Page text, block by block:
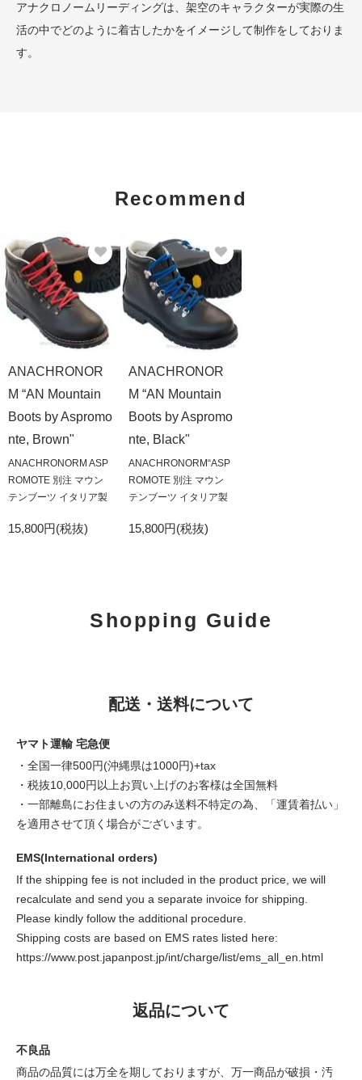
アナクロノームリーディングは、架空のキャラクターが実際の生
活の中でどのように着古したかをイメージして制作をしておりま
す。
Recommend
ANACHRONOR
M “AN Mountain
Boots by Aspromo
nte, Brown"
ANACHRONORM ASP
ROMOTE 別注 マウン
テンブーツ イタリア製
15,800円(税抜)
ANACHRONOR
M “AN Mountain
Boots by Aspromo
nte, Black"
ANACHRONORM“ASP
ROMOTE 別注 マウン
テンブーツ イタリア製
15,800円(税抜)
Shopping Guide
配送・送料について
ヤマト運輸 宅急便
・全国一律500円(沖縄県は1000円)+tax
・税抜10,000円以上お買い上げのお客様は全国無料
・一部離島にお住まいの方のみ送料不特定の為、「運賃着払い」
を適用させて頂く場合がございます。
EMS(International orders)
If the shipping fee is not included in the product price, we will
recalculate and send you a separate invoice for shipping.
Please kindly follow the additional procedure.
Shipping costs are based on EMS rates listed here:
https://www.post.japanpost.jp/int/charge/list/ems_all_en.html
返品について
不良品
商品の品質には万全を期しておりますが、万一商品が破損・汚